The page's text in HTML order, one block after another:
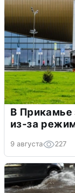
В Прикамье
из-за
9 августа 227